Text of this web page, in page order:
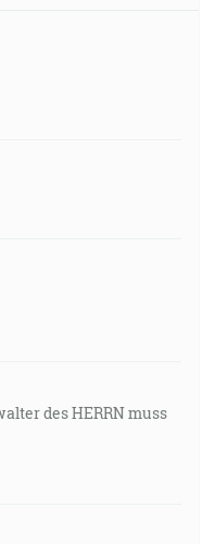
des HERRN muss